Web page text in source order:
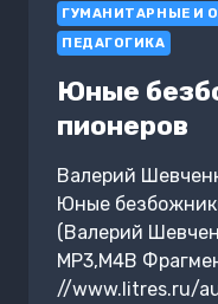
ГУМАНИТАРНЫЕ И
ПЕДАГОГИКА
Юные
пионеров
Валерий
Юные
(Валерий
MP3,M4B
//www.litres.ru/